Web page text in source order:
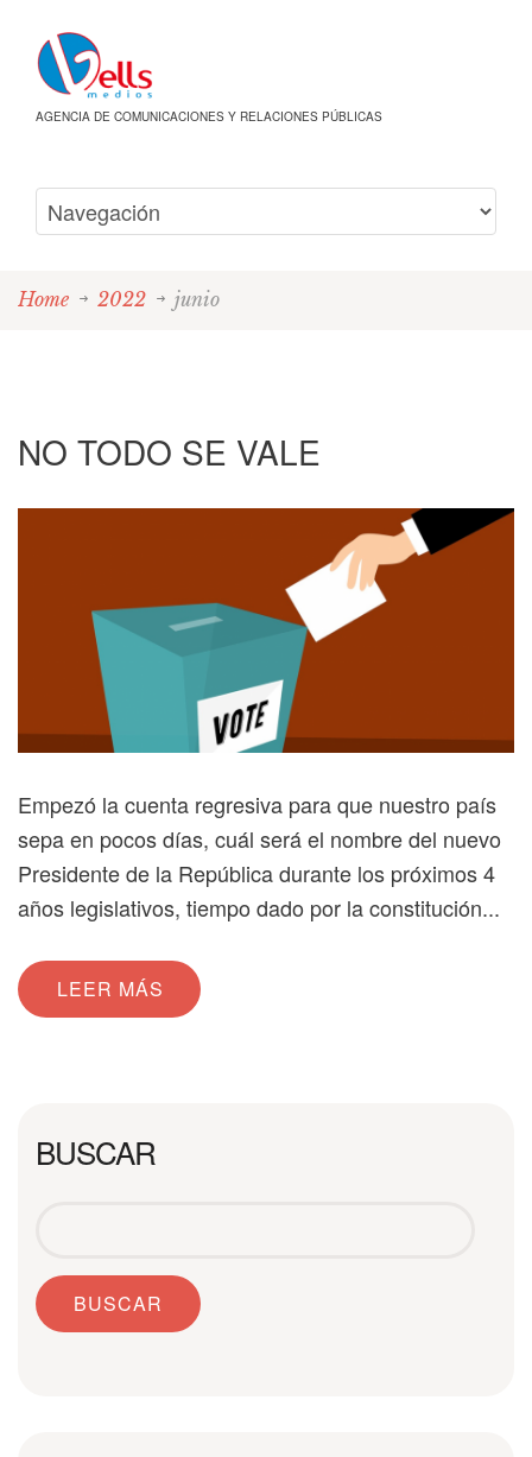
AGENCIA DE COMUNICACIONES Y RELACIONES PÚBLICAS
Home 2022 junio
NO TODO SE VALE
Empezó la cuenta regresiva para que nuestro país
sepa en pocos días, cuál será el nombre del nuevo
Presidente de la República durante los próximos 4
años legislativos, tiempo dado por la constitución...
LEER MÁS
BUSCAR